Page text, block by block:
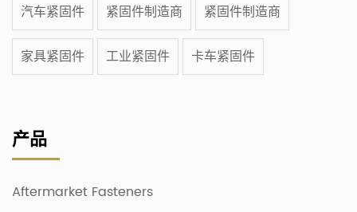
汽车紧固件 紧固件制造商 紧固件制造商
家具紧固件 工业紧固件 卡车紧固件
产品
Aftermarket Fasteners